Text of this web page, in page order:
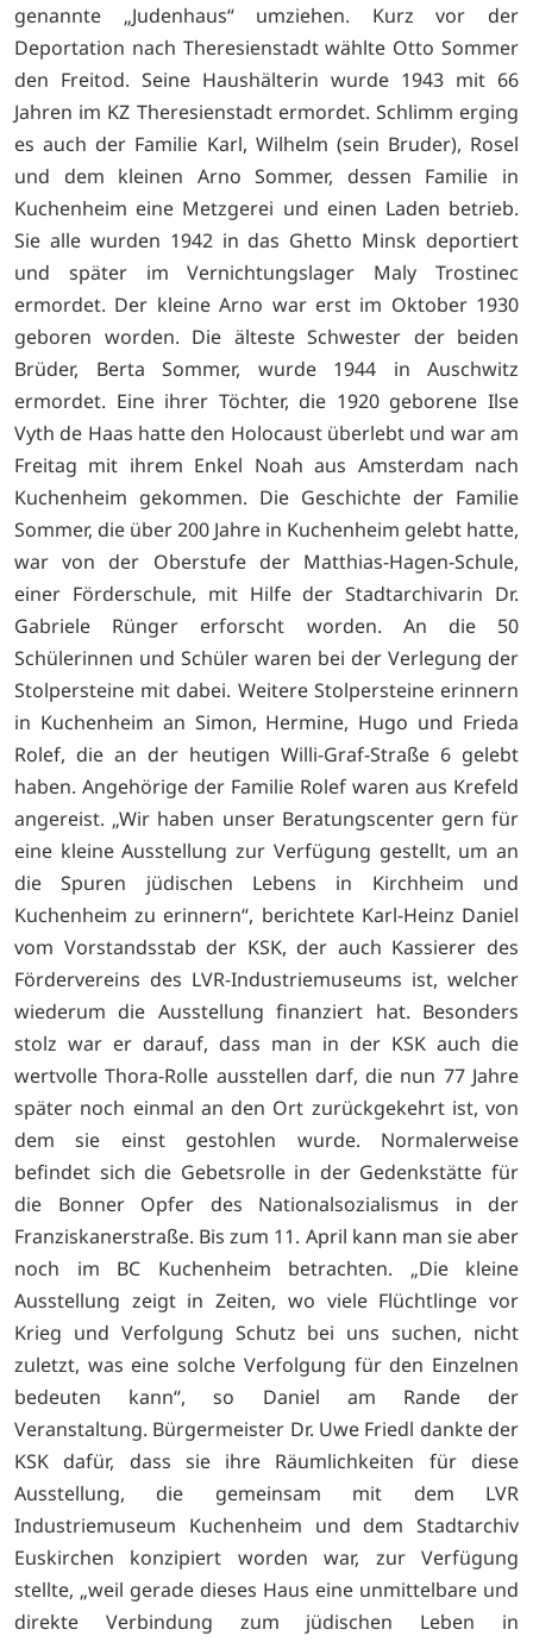
genannte „Judenhaus“ umziehen. Kurz vor der
Deportation nach Theresienstadt wählte Otto Sommer
den Freitod. Seine Haushälterin wurde 1943 mit 66
Jahren im KZ Theresienstadt ermordet. Schlimm erging
es auch der Familie Karl, Wilhelm (sein Bruder), Rosel
und dem kleinen Arno Sommer, dessen Familie in
Kuchenheim eine Metzgerei und einen Laden betrieb.
Sie alle wurden 1942 in das Ghetto Minsk deportiert
und später im Vernichtungslager Maly Trostinec
ermordet. Der kleine Arno war erst im Oktober 1930
geboren worden. Die älteste Schwester der beiden
Brüder, Berta Sommer, wurde 1944 in Auschwitz
ermordet. Eine ihrer Töchter, die 1920 geborene Ilse
Vyth de Haas hatte den Holocaust überlebt und war am
Freitag mit ihrem Enkel Noah aus Amsterdam nach
Kuchenheim gekommen. Die Geschichte der Familie
Sommer, die über 200 Jahre in Kuchenheim gelebt hatte,
war von der Oberstufe der Matthias-Hagen-Schule,
einer Förderschule, mit Hilfe der Stadtarchivarin Dr.
Gabriele Rünger erforscht worden. An die 50
Schülerinnen und Schüler waren bei der Verlegung der
Stolpersteine mit dabei. Weitere Stolpersteine erinnern
in Kuchenheim an Simon, Hermine, Hugo und Frieda
Rolef, die an der heutigen Willi-Graf-Straße 6 gelebt
haben. Angehörige der Familie Rolef waren aus Krefeld
angereist. „Wir haben unser Beratungscenter gern für
eine kleine Ausstellung zur Verfügung gestellt, um an
die Spuren jüdischen Lebens in Kirchheim und
Kuchenheim zu erinnern“, berichtete Karl-Heinz Daniel
vom Vorstandsstab der KSK, der auch Kassierer des
Fördervereins des LVR-Industriemuseums ist, welcher
wiederum die Ausstellung finanziert hat. Besonders
stolz war er darauf, dass man in der KSK auch die
wertvolle Thora-Rolle ausstellen darf, die nun 77 Jahre
später noch einmal an den Ort zurückgekehrt ist, von
dem sie einst gestohlen wurde. Normalerweise
befindet sich die Gebetsrolle in der Gedenkstätte für
die Bonner Opfer des Nationalsozialismus in der
Franziskanerstraße. Bis zum 11. April kann man sie aber
noch im BC Kuchenheim betrachten. „Die kleine
Ausstellung zeigt in Zeiten, wo viele Flüchtlinge vor
Krieg und Verfolgung Schutz bei uns suchen, nicht
zuletzt, was eine solche Verfolgung für den Einzelnen
bedeuten kann“, so Daniel am Rande der
Veranstaltung. Bürgermeister Dr. Uwe Friedl dankte der
KSK dafür, dass sie ihre Räumlichkeiten für diese
Ausstellung, die gemeinsam mit dem LVR
Industriemuseum Kuchenheim und dem Stadtarchiv
Euskirchen konzipiert worden war, zur Verfügung
stellte, „weil gerade dieses Haus eine unmittelbare und
direkte Verbindung zum jüdischen Leben in